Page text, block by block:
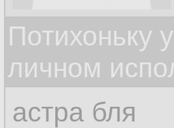
Потихоньку
личном
астра бля